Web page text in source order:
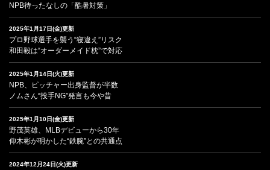
NPB待ったなしの「酷暑対策」
2025年1月17日(金)更新
プロ野球選手を襲う“寝違え”リスク
和田毅は“オーダーメイド枕”で対応
2025年1月14日(火)更新
NPB、ピッチャー出身監督が半数
ノムさん“投手NG”発言も今や昔
2025年1月10日(金)更新
野茂英雄、MLBデビューから30年
仰木彬が明かした“鉄腕”との共通点
2024年12月24日(火)更新